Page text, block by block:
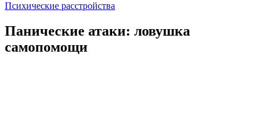
Психические расстройства
Панические атаки: ловушка
самопомощи